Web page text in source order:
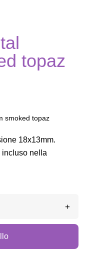
topaz
smoked topaz
18x13mm.
nella
+